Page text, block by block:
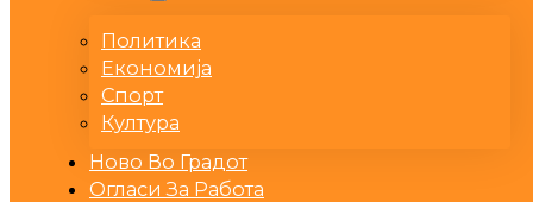
Политика
Економија
Спорт
Култура
Ново Во Градот
Огласи За Работа